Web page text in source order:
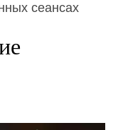
сеансах